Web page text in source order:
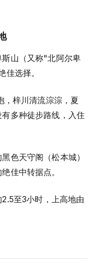
山（又称"北阿尔卑
选择。
，梓川清流淙淙，夏
多种徒步路线，入住
色天守阁（松本城）
佳中转据点。
至3小时，上高地由